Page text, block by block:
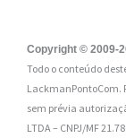
:
*
Copyright © 2009-
Todo o conteúdo
LackmanPontoCom.
sem prévia
LTDA – CNPJ/MF